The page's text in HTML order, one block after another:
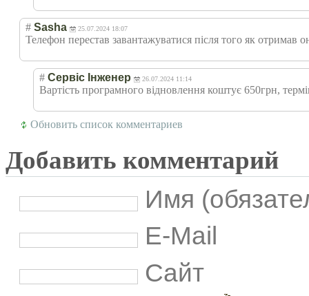
# Sasha 25.07.2024 18:07
Телефон перестав завантажуватися після того як отримав
# Сервіс Інженер 26.07.2024 11:14
Вартість програмного відновлення коштує 650грн,
Обновить список комментариев
Добавить комментарий
Имя
E-Mail
Сайт